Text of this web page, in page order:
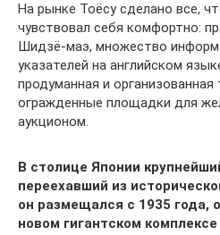
На рынке Тоёсу сделано все,
чувствовал себя комфортно:
Шидзё-маэ, множество
указателей на английском
продуманная и
огражденные площадки для
аукционом.
В столице Японии
переехавший из
он размещался с 1935 года,
новом гигантском